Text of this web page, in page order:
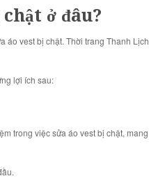
ở đâu?
áo vest bị chật. Thời trang Thanh
lợi ích sau:
trong việc sửa áo vest bị chật,